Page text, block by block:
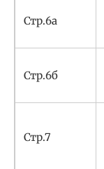
Стр.6а
Стр.6б
Стр.7